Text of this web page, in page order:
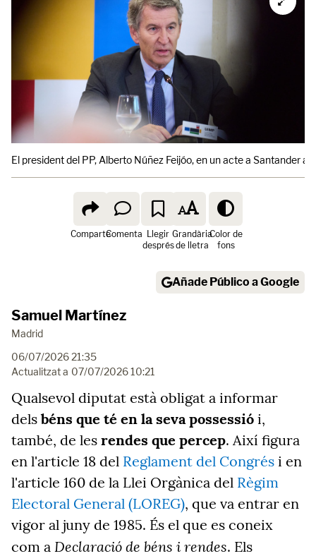
El president del PP, Alberto Núñez Feijóo, en un acte a Santander
ComparteComenta Llegir
després
Grandària
de lletra
Color de
fons
Añade Público a Google
Samuel Martínez
Madrid
06/07/2026 21:35
Actualitzat a 07/07/2026 10:21
Qualsevol diputat està obligat a informar
dels béns que té en la seva possessió i,
també, de les rendes que percep. Així figura
en l'article 18 del Reglament del Congrés i en
l'article 160 de la Llei Orgànica del Règim
Electoral General (LOREG), que va entrar en
vigor al juny de 1985. És el que es coneix
com a Declaració de béns i rendes. Els